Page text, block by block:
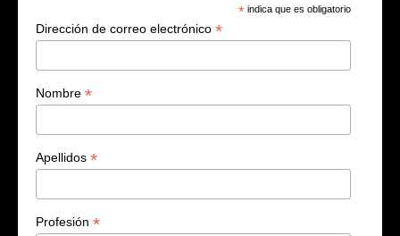
* indica que es obligatorio
Dirección de correo electrónico *
Nombre *
Apellidos *
Profesión *